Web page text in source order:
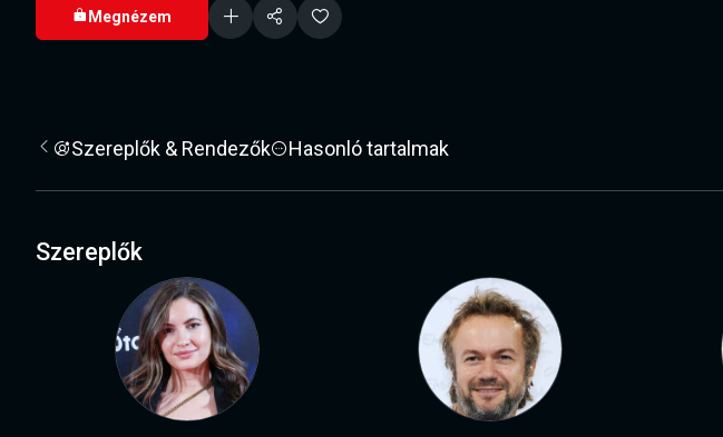
Megnézem
Szereplők & Rendezők Hasonló tartalmak
Szereplők